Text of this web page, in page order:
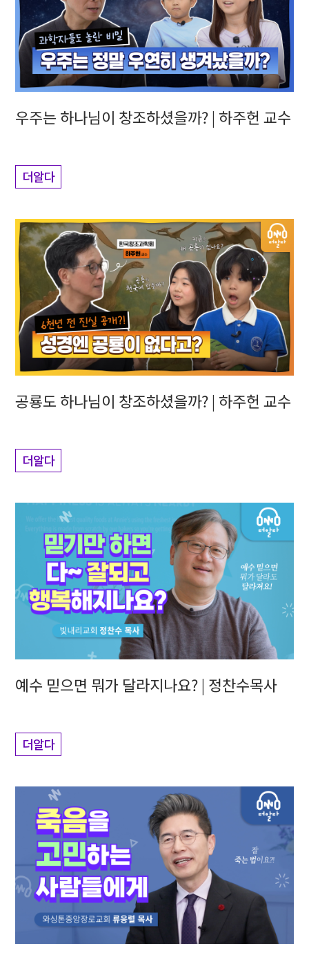
우주는 하나님이 창조하셨을까? | 하주헌 교수
더알다
공룡도 하나님이 창조하셨을까? | 하주헌 교수
더알다
예수 믿으면 뭐가 달라지나요? | 정찬수목사
더알다